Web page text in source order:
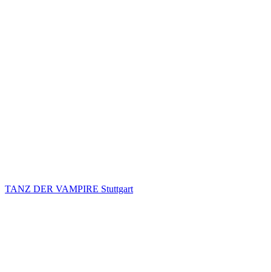
TANZ DER VAMPIRE Stuttgart